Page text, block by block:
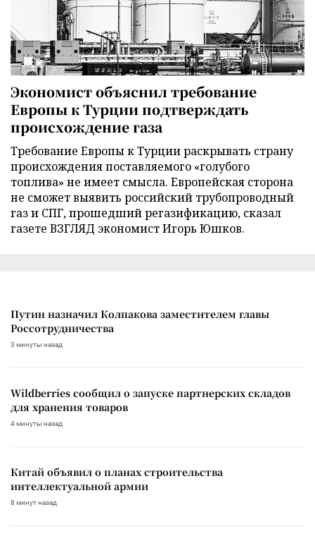
Экономист объяснил требование
Европы к Турции подтверждать
происхождение газа
Требование Европы к Турции раскрывать страну
происхождения поставляемого «голубого
топлива» не имеет смысла. Европейская сторона
не сможет выявить российский трубопроводный
газ и СПГ, прошедший регазификацию, сказал
газете ВЗГЛЯД экономист Игорь Юшков.
Путин назначил Колпакова заместителем главы
Россотрудничества
3 минуты назад
Wildberries сообщил о запуске партнерских складов
для хранения товаров
4 минуты назад
Китай объявил о планах строительства
интеллектуальной армии
8 минут назад